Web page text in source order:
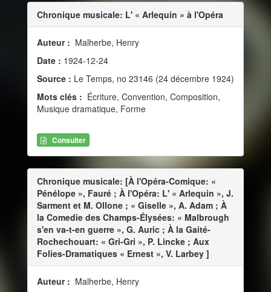
Chronique musicale: L' « Arlequin » à l'Opéra
Auteur : Malherbe, Henry
Date : 1924-12-24
Source : Le Temps, no 23146 (24 décembre 1924)
Mots clés : Écriture, Convention, Composition,
Musique dramatique, Forme
Consulter
Chronique musicale: [À l'Opéra-Comique: «
Pénélope », Fauré ; À l'Opéra: L' « Arlequin », J.
Sarment et M. Ollone ; « Giselle », A. Adam ; À
la Comedie des Champs-Élysées: « Malbrough
s'en va-t-en guerre », G. Auric ; À la Gaité-
Rochechouart: « Gri-Gri », P. Lincke ; Aux
Folies-Dramatiques « Ernest », V. Larbey ]
Auteur : Malherbe, Henry